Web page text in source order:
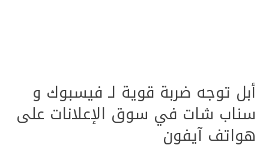
أبل توجه ضربة قوية لـ فيسبوك و
سناب شات في سوق الإعلانات على
هواتف آيفون